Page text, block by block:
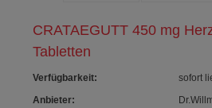
CRATAEGUTT 450 mg
Tabletten
Verfügbarkeit:
sofort
Anbieter: